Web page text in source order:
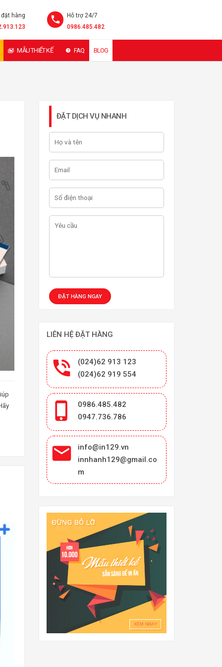
Hỗ trợ 24/7
0986.485.482
đặt hàng
MẪU THIẾT KẾ FAQ BLOG
ĐẶT DỊCH VỤ NHANH
LIÊN HỆ ĐẶT HÀNG

(024)62 913 123
(024)62 919 554

0986.485.482
0947.736.786

info@in129.vn
innhanh129@gmail.co
m